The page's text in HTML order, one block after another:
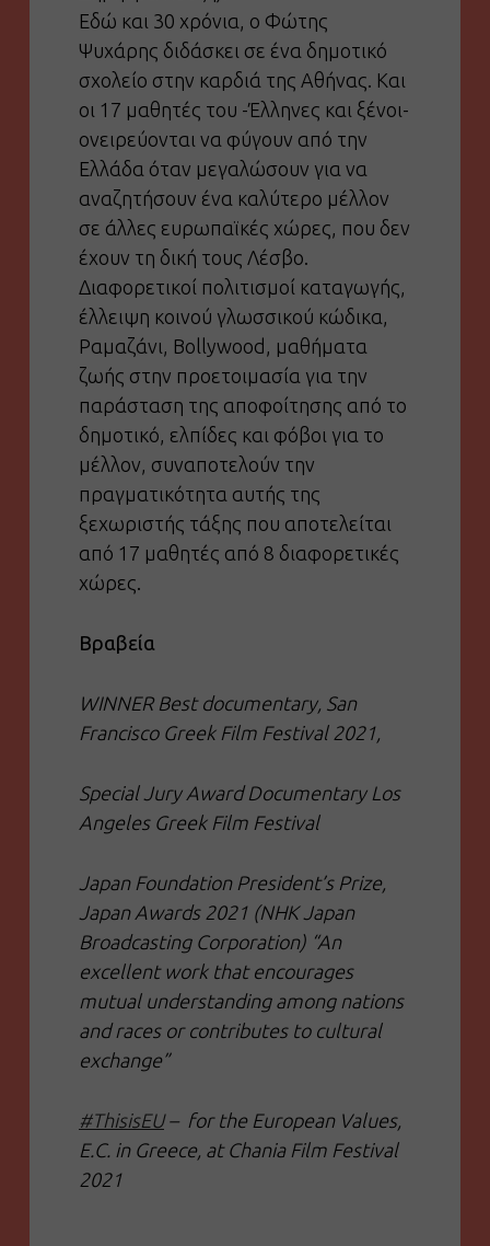
Εδώ και 30 χρόνια, ο Φώτης
Ψυχάρης διδάσκει σε ένα δημοτικό
σχολείο στην καρδιά της Αθήνας. Και
οι 17 μαθητές του -Έλληνες και ξένοι-
ονειρεύονται να φύγουν από την
Ελλάδα όταν μεγαλώσουν για να
αναζητήσουν ένα καλύτερο μέλλον
σε άλλες ευρωπαϊκές χώρες, που δεν
έχουν τη δική τους Λέσβο.
Διαφορετικοί πολιτισμοί καταγωγής,
έλλειψη κοινού γλωσσικού κώδικα,
Ραμαζάνι, Bollywood, μαθήματα
ζωής στην προετοιμασία για την
παράσταση της αποφοίτησης από το
δημοτικό, ελπίδες και φόβοι για το
μέλλον, συναποτελούν την
πραγματικότητα αυτής της
ξεχωριστής τάξης που αποτελείται
από 17 μαθητές από 8 διαφορετικές
χώρες.
Βραβεία
WINNER Best documentary, San
Francisco Greek Film Festival 2021,
Special Jury Award Documentary Los
Angeles Greek Film Festival
Japan Foundation President’s Prize,
Japan Awards 2021 (NHK Japan
Broadcasting Corporation) “An
excellent work that encourages
mutual understanding among nations
and races or contributes to cultural
exchange”
#ThisisEU– for the European Values,
E.C. in Greece, at Chania Film Festival
2021